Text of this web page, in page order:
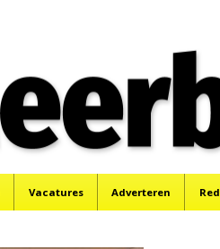
Vacatures Adverteren